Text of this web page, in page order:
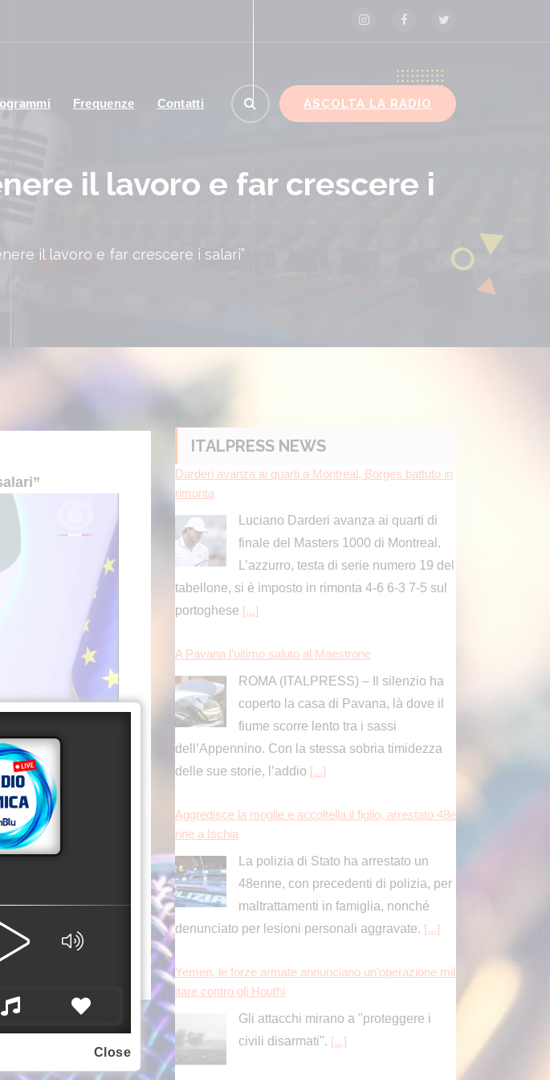
Frequenze Contatti ASCOLTA LA RADIO
il lavoro e far crescere i
il lavoro e far crescere i salari”
incentivare chi
favorevole agli
l’andamento
La vera ricchezza
del
Cisl.
ITALPRESS NEWS
Darderi avanza ai quarti a Montreal, Borges battuto in
rimonta
Luciano Darderi avanza ai quarti di
finale del Masters 1000 di Montreal.
L’azzurro, testa di serie numero 19 del
tabellone, si è imposto in rimonta 4-6 6-3 7-5 sul
portoghese [...]
A Pavana l’ultimo saluto al Maestrone
ROMA (ITALPRESS) – Il silenzio ha
coperto la casa di Pavana, là dove il
fiume scorre lento tra i sassi
dell’Appennino. Con la stessa sobria timidezza
delle sue storie, l’addio [...]
Aggredisce la moglie e accoltella il figlio, arrestato 48e
nne a Ischia
La polizia di Stato ha arrestato un
48enne, con precedenti di polizia, per
maltrattamenti in famiglia, nonché
denunciato per lesioni personali aggravate. [...]
Yemen, le forze armate annunciano un’operazione mil
itare contro gli Houthi
Gli attacchi mirano a "proteggere i
civili disarmati". [...]
Close